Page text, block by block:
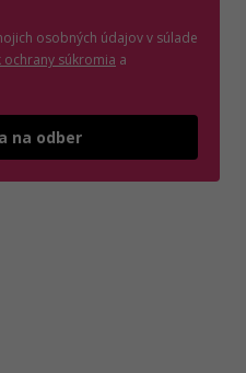
osobných údajov v súlade
ochrany súkromia (otvorí sa v novom
a
sa v novom okne)
na odber